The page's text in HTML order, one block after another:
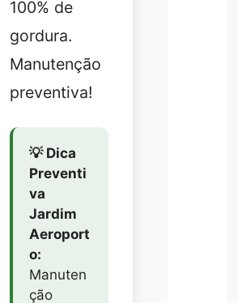
100% de
gordura.
Manutenção
preventiva!
💡 Dica
Preventi
va
Jardim
Aeroport
o:
Manuten
ção